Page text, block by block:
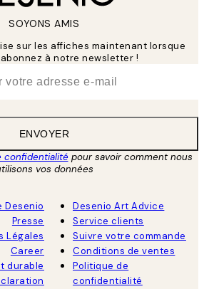
SOYONS AMIS
sur les affiches maintenant lorsque
à notre newsletter !
ENVOYER
confidentialitépour savoir comment nous
vos données
Desenio
Presse
Légales
Career
durable
Desenio Art Advice
Service clients
Suivre votre commande
Conditions de ventes
Politique de
confidentialité